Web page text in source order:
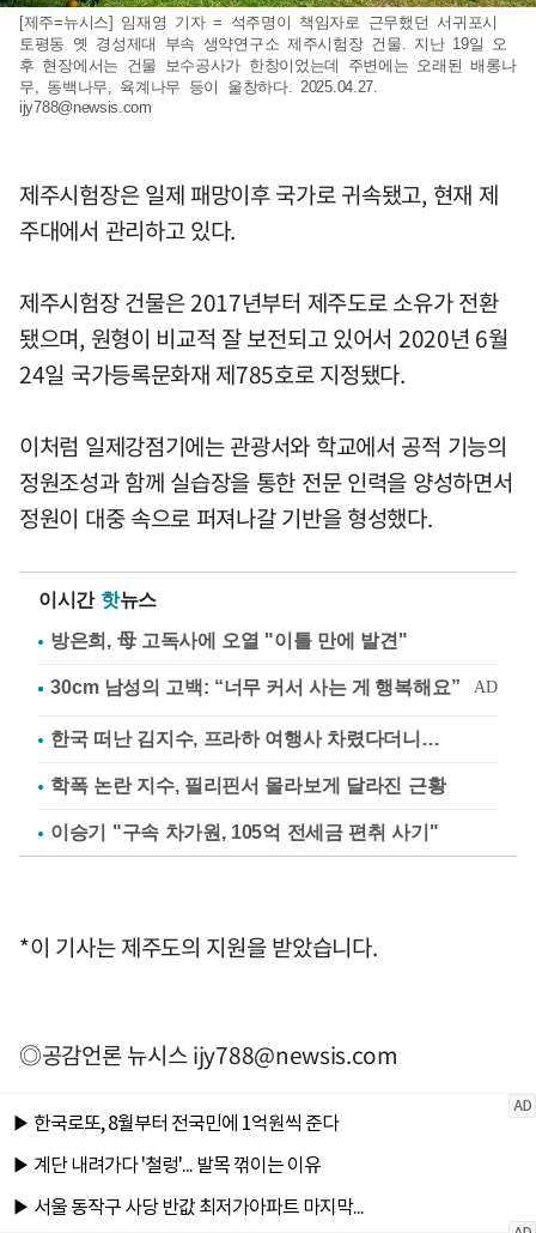
[제주=뉴시스] 임재영 기자 = 석주명이 책임자로 근무했던 서귀포시
토평동 옛 경성제대 부속 생약연구소 제주시험장 건물. 지난 19일 오
후 현장에서는 건물 보수공사가 한창이었는데 주변에는 오래된 배롱나
무, 동백나무, 육계나무 등이 울창하다. 2025.04.27.
ijy788@newsis.com
제주시험장은 일제 패망이후 국가로 귀속됐고, 현재 제
주대에서 관리하고 있다.
제주시험장 건물은 2017년부터 제주도로 소유가 전환
됐으며, 원형이 비교적 잘 보전되고 있어서 2020년 6월
24일 국가등록문화재 제785호로 지정됐다.
이처럼 일제강점기에는 관광서와 학교에서 공적 기능의
정원조성과 함께 실습장을 통한 전문 인력을 양성하면서
정원이 대중 속으로 퍼져나갈 기반을 형성했다.
이시간 핫뉴스
방은희, 母 고독사에 오열 "이틀 만에 발견"
한국 떠난 김지수, 프라하 여행사 차렸다더니…
학폭 논란 지수, 필리핀서 몰라보게 달라진 근황
이승기 "구속 차가원, 105억 전세금 편취 사기"
*이 기사는 제주도의 지원을 받았습니다.
◎공감언론 뉴시스ijy788@newsis.com